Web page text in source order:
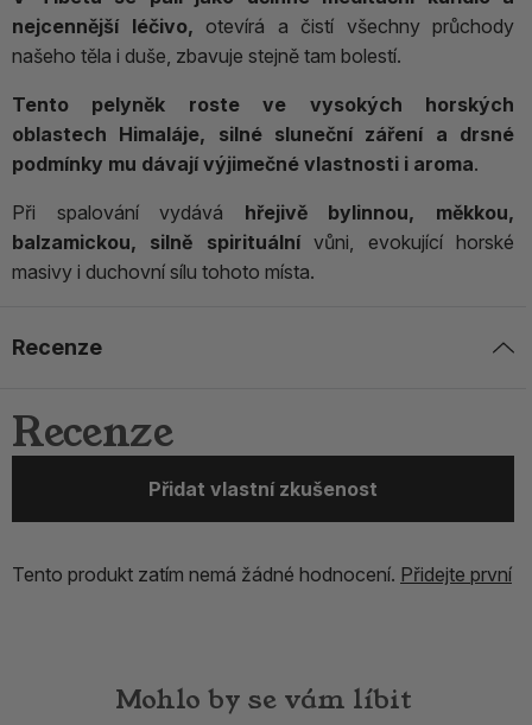
nejcennější léčivo, otevírá a čistí všechny průchody
našeho těla i duše, zbavuje stejně tam bolestí.
Tento pelyněk roste ve vysokých horských
oblastech Himaláje, silné sluneční záření a drsné
podmínky mu dávají výjimečné vlastnosti i aroma.
Při spalování vydává hřejivě bylinnou, měkkou,
balzamickou, silně spirituálnívůni, evokující horské
masivy i duchovní sílu tohoto místa.
Recenze
Recenze
Přidat vlastní zkušenost
Tento produkt zatím nemá žádné hodnocení. Přidejte první
Mohlo by se vám líbit